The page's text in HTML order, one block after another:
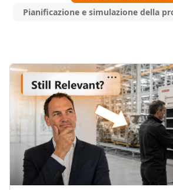
Pianificazione e simulazione della